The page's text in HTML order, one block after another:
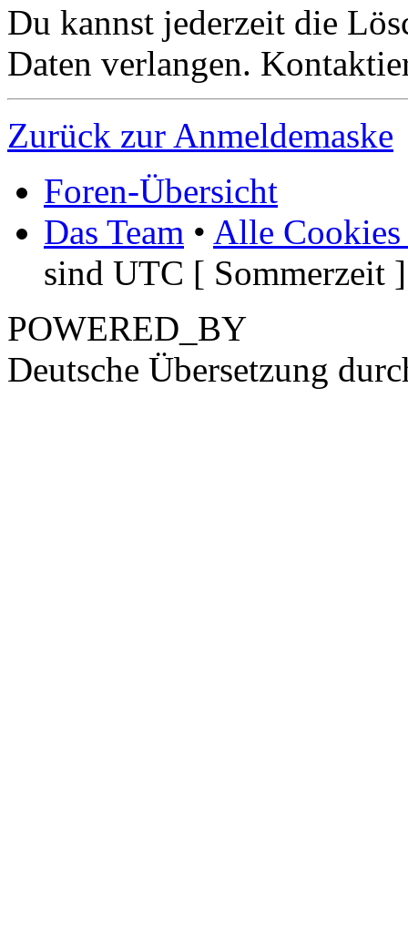
Du kannst jederzeit die
Daten verlangen.
Zurück zur Anmeldemaske
Foren-Übersicht
Das Team • Alle Cookies
sind UTC [ Sommerzeit ]
POWERED_BY
Deutsche Übersetzung